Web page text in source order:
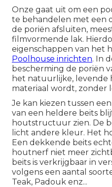
Onze gaat uit om een
te behandelen met een
de poriën afsluiten,
filmvormende lak.
eigenschappen van het
Poolhouse inrichten. In
bescherming de poriën
het natuurlijke, levende
materiaal wordt, zonder
Je kan kiezen tussen
van een heldere beits
houtstructuur zien. De
licht andere kleur. Het
Een dekkende beits
houtnerf niet meer
beits is verkrijgbaar in
volgens een aantal
Teak, Padouk enz...